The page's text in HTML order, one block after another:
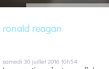
ronald reagan
samedi 30 juillet 2016 10h54